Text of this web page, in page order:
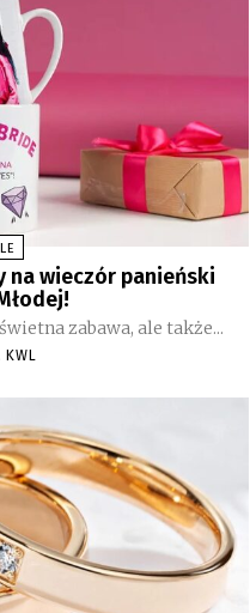
na wieczór panieński
zabawa, ale także...
KWL